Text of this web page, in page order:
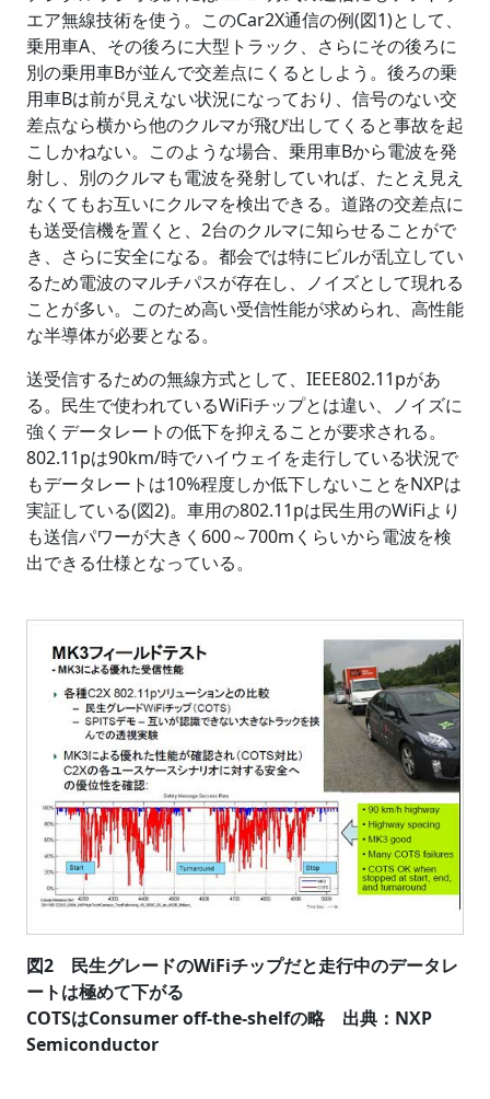
エア無線技術を使う。このCar2X通信の例(図1)として、
乗用車A、その後ろに大型トラック、さらにその後ろに
別の乗用車Bが並んで交差点にくるとしよう。後ろの乗
用車Bは前が見えない状況になっており、信号のない交
差点なら横から他のクルマが飛び出してくると事故を起
こしかねない。このような場合、乗用車Bから電波を発
射し、別のクルマも電波を発射していれば、たとえ見え
なくてもお互いにクルマを検出できる。道路の交差点に
も送受信機を置くと、2台のクルマに知らせることがで
き、さらに安全になる。都会では特にビルが乱立してい
るため電波のマルチパスが存在し、ノイズとして現れる
ことが多い。このため高い受信性能が求められ、高性能
な半導体が必要となる。
送受信するための無線方式として、IEEE802.11pがあ
る。民生で使われているWiFiチップとは違い、ノイズに
強くデータレートの低下を抑えることが要求される。
802.11pは90km/時でハイウェイを走行している状況で
もデータレートは10%程度しか低下しないことをNXPは
実証している(図2)。車用の802.11pは民生用のWiFiより
も送信パワーが大きく600～700mくらいから電波を検
出できる仕様となっている。
図2 民生グレードのWiFiチップだと走行中のデータレ
ートは極めて下がる
COTSはConsumer off-the-shelfの略 出典：NXP
Semiconductor